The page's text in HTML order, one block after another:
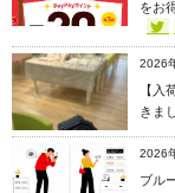
をお
2026
【入
きま
2026
ブル